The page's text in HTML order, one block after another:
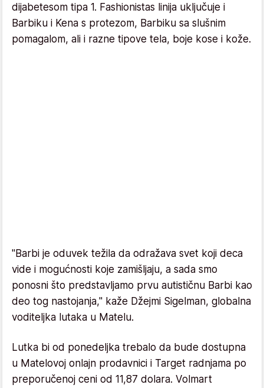
dijabetesom tipa 1. Fashionistas linija uključuje i
Barbiku i Kena s protezom, Barbiku sa slušnim
pomagalom, ali i razne tipove tela, boje kose i kože.
"Barbi je oduvek težila da odražava svet koji deca
vide i mogućnosti koje zamišljaju, a sada smo
ponosni što predstavljamo prvu autističnu Barbi kao
deo tog nastojanja," kaže Džejmi Sigelman, globalna
voditeljka lutaka u Matelu.
Lutka bi od ponedeljka trebalo da bude dostupna
u Matelovoj onlajn prodavnici i Target radnjama po
preporučenoj ceni od 11,87 dolara. Volmart